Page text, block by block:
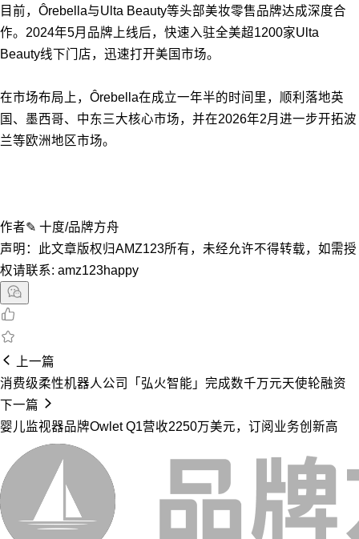
目前，Ôrebella与Ulta Beauty等头部美妆零售品牌达成深度合
作。2024年5月品牌上线后，快速入驻全美超1200家Ulta
Beauty线下门店，迅速打开美国市场。
在市场布局上，Ôrebella在成立一年半的时间里，顺利落地英
国、墨西哥、中东三大核心市场，并在2026年2月进一步开拓波
兰等欧洲地区市场。
作者✎ 十度/品牌方舟
声明：此文章版权归AMZ123所有，未经允许不得转载，如需授
权请联系: amz123happy
上一篇
消费级柔性机器人公司「弘火智能」完成数千万元天使轮融资
下一篇
婴儿监视器品牌Owlet Q1营收2250万美元，订阅业务创新高